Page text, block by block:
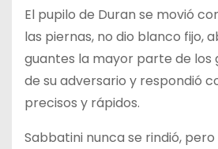
El pupilo de Duran se movió
las piernas, no dio blanco fijo,
guantes la mayor parte de los
de su adversario y respondió
precisos y rápidos.
Sabbatini nunca se rindió,